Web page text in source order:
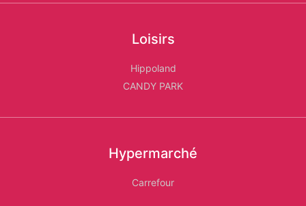
Loisirs
Hippoland
CANDY PARK
Hypermarché
Carrefour